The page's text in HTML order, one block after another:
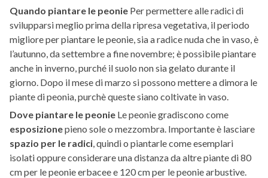
Quando piantare le peonie Per permettere alle radici di
svilupparsi meglio prima della ripresa vegetativa, il periodo
migliore per piantare le peonie, sia a radice nuda che in vaso, è
l’autunno, da settembre a fine novembre; è possibile piantare
anche in inverno, purché il suolo non sia gelato durante il
giorno. Dopo il mese di marzo si possono mettere a dimora le
piante di peonia, purchè queste siano coltivate in vaso.
Dove piantare le peonie Le peonie gradiscono come
esposizionepieno sole o mezzombra. Importante è lasciare
spazio per le radici, quindi o piantarle come esemplari
isolati oppure considerare una distanza da altre piante di 80
cm per le peonie erbacee e 120 cm per le peonie arbustive.